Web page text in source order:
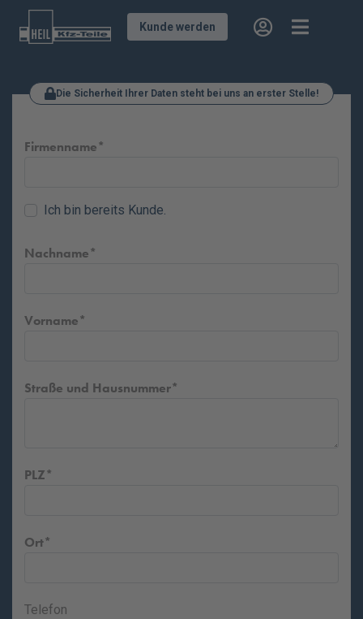
Kunde werden
Die Sicherheit Ihrer Daten steht bei uns an erster Stelle!
Firmenname
Ich bin bereits Kunde.
Nachname
Vorname
Straße und Hausnummer
PLZ
Ort
Telefon